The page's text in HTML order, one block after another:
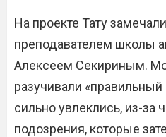
На проекте Тату
преподавателем школы
Алексеем Секириным.
разучивали
сильно увлеклись, из-за
подозрения, которые